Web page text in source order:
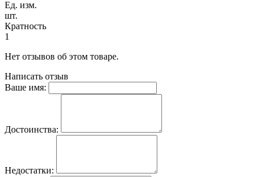
Ед. изм.
шт.
Кратность
1
Нет отзывов об этом товаре.
Написать отзыв
Ваше имя:
Достоинства:
Недостатки: